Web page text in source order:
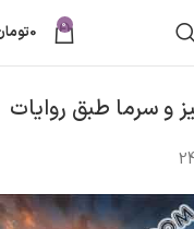
0
0
و سرما طبق روایات